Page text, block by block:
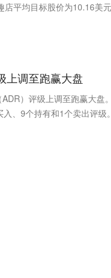
平均目标股价为10.16美
上调至跑赢大盘
（ADR）评级上调至跑赢大
、9个持有和1个卖出评级